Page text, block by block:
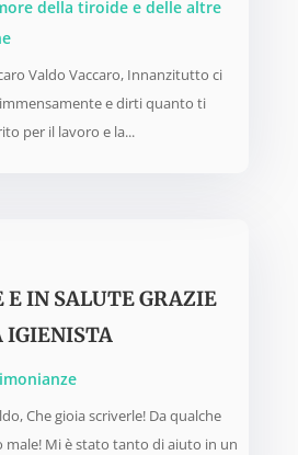
della tiroide e delle altre
Valdo Vaccaro, Innanzitutto ci
e dirti quanto ti
per il lavoro e la...
E IN SALUTE GRAZIE
IGIENISTA
Che gioia scriverle! Da qualche
male! Mi è stato tanto di aiuto in un